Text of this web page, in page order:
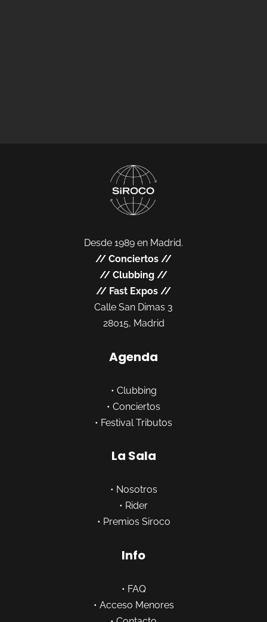
Desde 1989 en Madrid.
// Conciertos //
// Clubbing //
// Fast Expos //
Calle San Dimas 3
28015, Madrid
Agenda
• Clubbing
• Conciertos
• Festival Tributos
La Sala
• Nosotros
• Rider
• Premios Siroco
Info
• FAQ
• Acceso Menores